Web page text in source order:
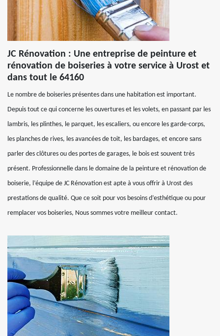
JC Rénovation : Une entreprise de peinture et
rénovation de boiseries à votre service à Urost et
dans tout le 64160
Le nombre de boiseries présentes dans une habitation est important.
Depuis tout ce qui concerne les ouvertures et les volets, en passant par les
lambris, les plinthes, le parquet, les escaliers, ou encore les garde-corps,
les planches de rives, les avancées de toit, les bardages, et encore sans
parler des clôtures ou des portes de garages, le bois est souvent très
présent. Professionnelle dans le domaine de la peinture et rénovation de
boiserie, l’équipe de JC Rénovation est apte à vous offrir à Urost des
prestations de qualité. Que ce soit pour vos besoins d’esthétique ou pour
remplacer vos boiseries, Nous sommes votre meilleur contact.